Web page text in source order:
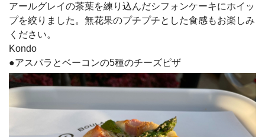
アールグレイの茶葉を練り込んだシフォンケーキにホイッ
プを絞りました。無花果のプチプチとした食感もお楽しみ
ください。
Kondo
●アスパラとベーコンの5種のチーズピザ